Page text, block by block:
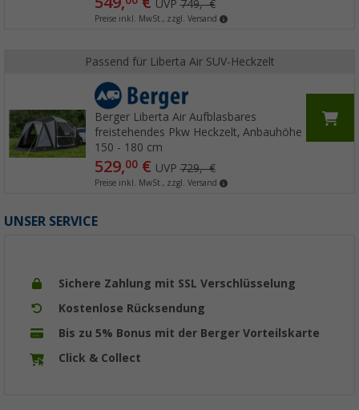
UVP749,- €
Preise inkl. MwSt., zzgl. Versand
Passend für Liberta Air SUV-Heckzelt
Berger Liberta Air Aufblasbares
freistehendes Pkw Heckzelt, Anbauhöhe
150 - 180 cm
529,00€ UVP729,- €
Preise inkl. MwSt., zzgl. Versand
UNSER SERVICE
Sichere Zahlung mit SSL Verschlüsselung
Kostenlose Rücksendung
Bis zu 5% Bonus mit der Berger Vorteilskarte
Click & Collect